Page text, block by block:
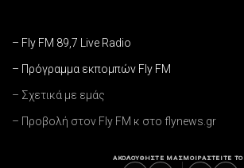
– Fly FM 89,7 Live Radio
– Πρόγραμμα εκπομπών Fly FM
– Σχετικά με εμάς
– Προβολή στον Fly FM κ στο flynews.gr
ΑΚΟΛΟΥΘΗΣΤΕ ΜΑΣΜΟΙΡΑΣΤΕΙΤΕ ΤΟ